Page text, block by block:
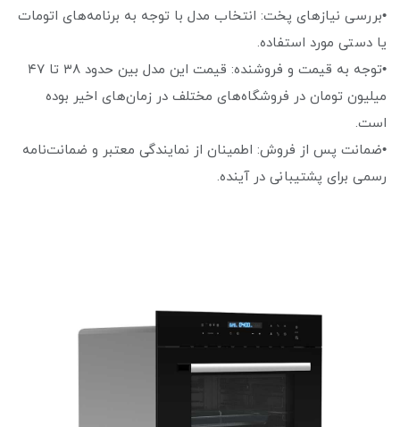
•بررسی نیازهای پخت: انتخاب مدل با توجه به برنامه‌های اتومات
یا دستی مورد استفاده.
•توجه به قیمت و فروشنده: قیمت این مدل بین حدود ۳۸ تا ۴۷
میلیون تومان در فروشگاه‌های مختلف در زمان‌های اخیر بوده
است.
•ضمانت پس از فروش: اطمینان از نمایندگی معتبر و ضمانت‌نامه
رسمی برای پشتیبانی در آینده.